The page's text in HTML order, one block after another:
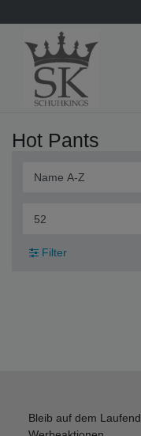
Hot Pants
Filter
Bleib auf dem